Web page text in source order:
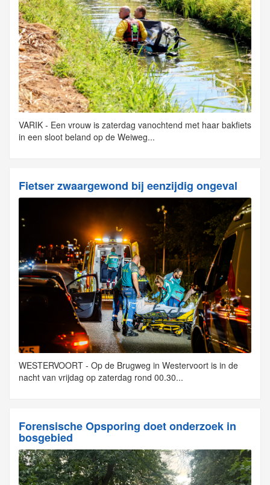
VARIK - Een vrouw is zaterdag vanochtend met haar bakfiets
in een sloot beland op de Weiweg...
Fietser zwaargewond bij eenzijdig ongeval
WESTERVOORT - Op de Brugweg in Westervoort is in de
nacht van vrijdag op zaterdag rond 00.30...
Forensische Opsporing doet onderzoek in
bosgebied